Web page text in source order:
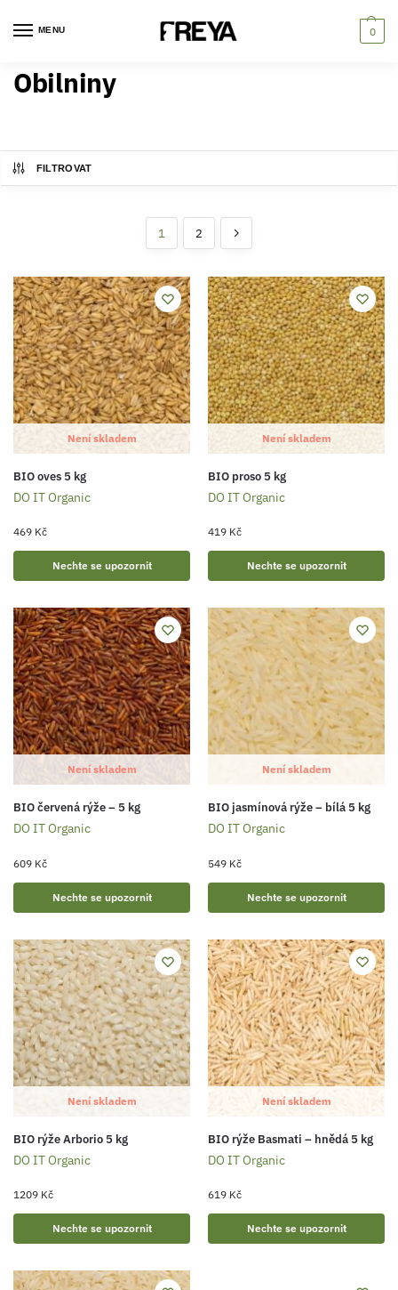
MENU 0
Obilniny
FILTROVAT
1 2
Není skladem
BIO oves 5 kg
DO IT Organic
469 Kč
Nechte se upozornit
Není skladem
BIO proso 5 kg
DO IT Organic
419 Kč
Nechte se upozornit
Není skladem
BIO červená rýže – 5 kg
DO IT Organic
609 Kč
Nechte se upozornit
Není skladem
BIO jasmínová rýže – bílá 5 kg
DO IT Organic
549 Kč
Nechte se upozornit
Není skladem
BIO rýže Arborio 5 kg
DO IT Organic
1209 Kč
Nechte se upozornit
Není skladem
BIO rýže Basmati – hnědá 5 kg
DO IT Organic
619 Kč
Nechte se upozornit